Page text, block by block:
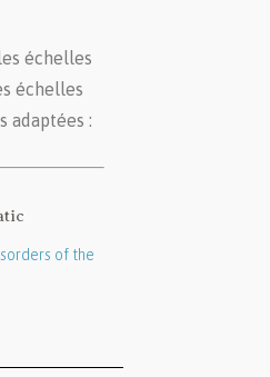
échelles
échelles
adaptées :
of the